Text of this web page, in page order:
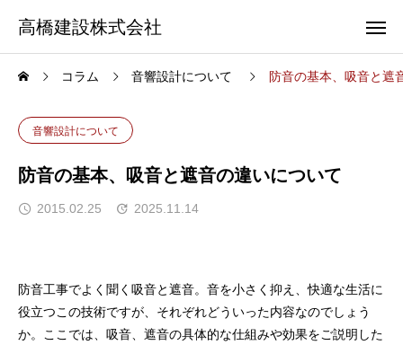
高橋建設株式会社
コラム 音響設計について 防音の基本、吸音と遮
音響設計について
防音の基本、吸音と遮音の違いについて
2015.02.25 2025.11.14
防音工事でよく聞く吸音と遮音。音を小さく抑え、快適な生活に
役立つこの技術ですが、それぞれどういった内容なのでしょう
か。ここでは、吸音、遮音の具体的な仕組みや効果をご説明した